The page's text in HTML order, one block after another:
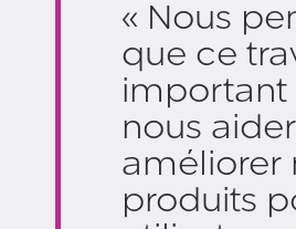
« Nous
que ce
important
nous
améliorer
produits